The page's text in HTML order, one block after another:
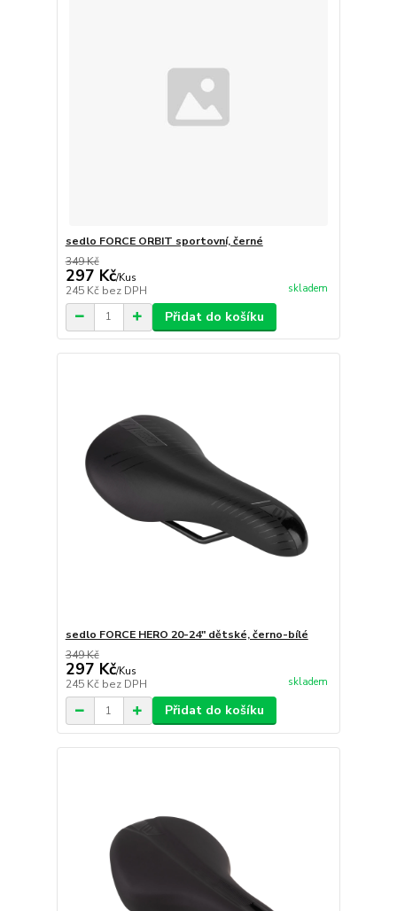
sedlo FORCE ORBIT sportovní, černé
349 Kč
297 Kč/Kus
245 Kč bez DPH skladem
Přidat do košíku
sedlo FORCE HERO 20-24" dětské, černo-bílé
349 Kč
297 Kč/Kus
245 Kč bez DPH skladem
Přidat do košíku